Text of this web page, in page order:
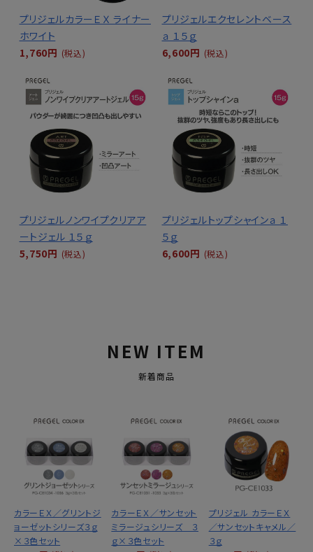
プリジェルカラーＥＸ ライナー
ホワイト
1,760円 (税込)
プリジェルエクセレントベース
ａ １５ｇ
6,600円 (税込)
プリジェルノンワイプクリアア
ートジェル １５ｇ
5,750円 (税込)
プリジェルトップシャインａ １
５ｇ
6,600円 (税込)
NEW ITEM
新着商品
カラーＥＸ／グリントジ
ョーゼットシリーズ３ｇ
×３色セット
カラーＥＸ／サンセット
ミラージュシリーズ ３
ｇ×３色セット
プリジェル カラーＥＸ
／サンセットキャメル／
３ｇ